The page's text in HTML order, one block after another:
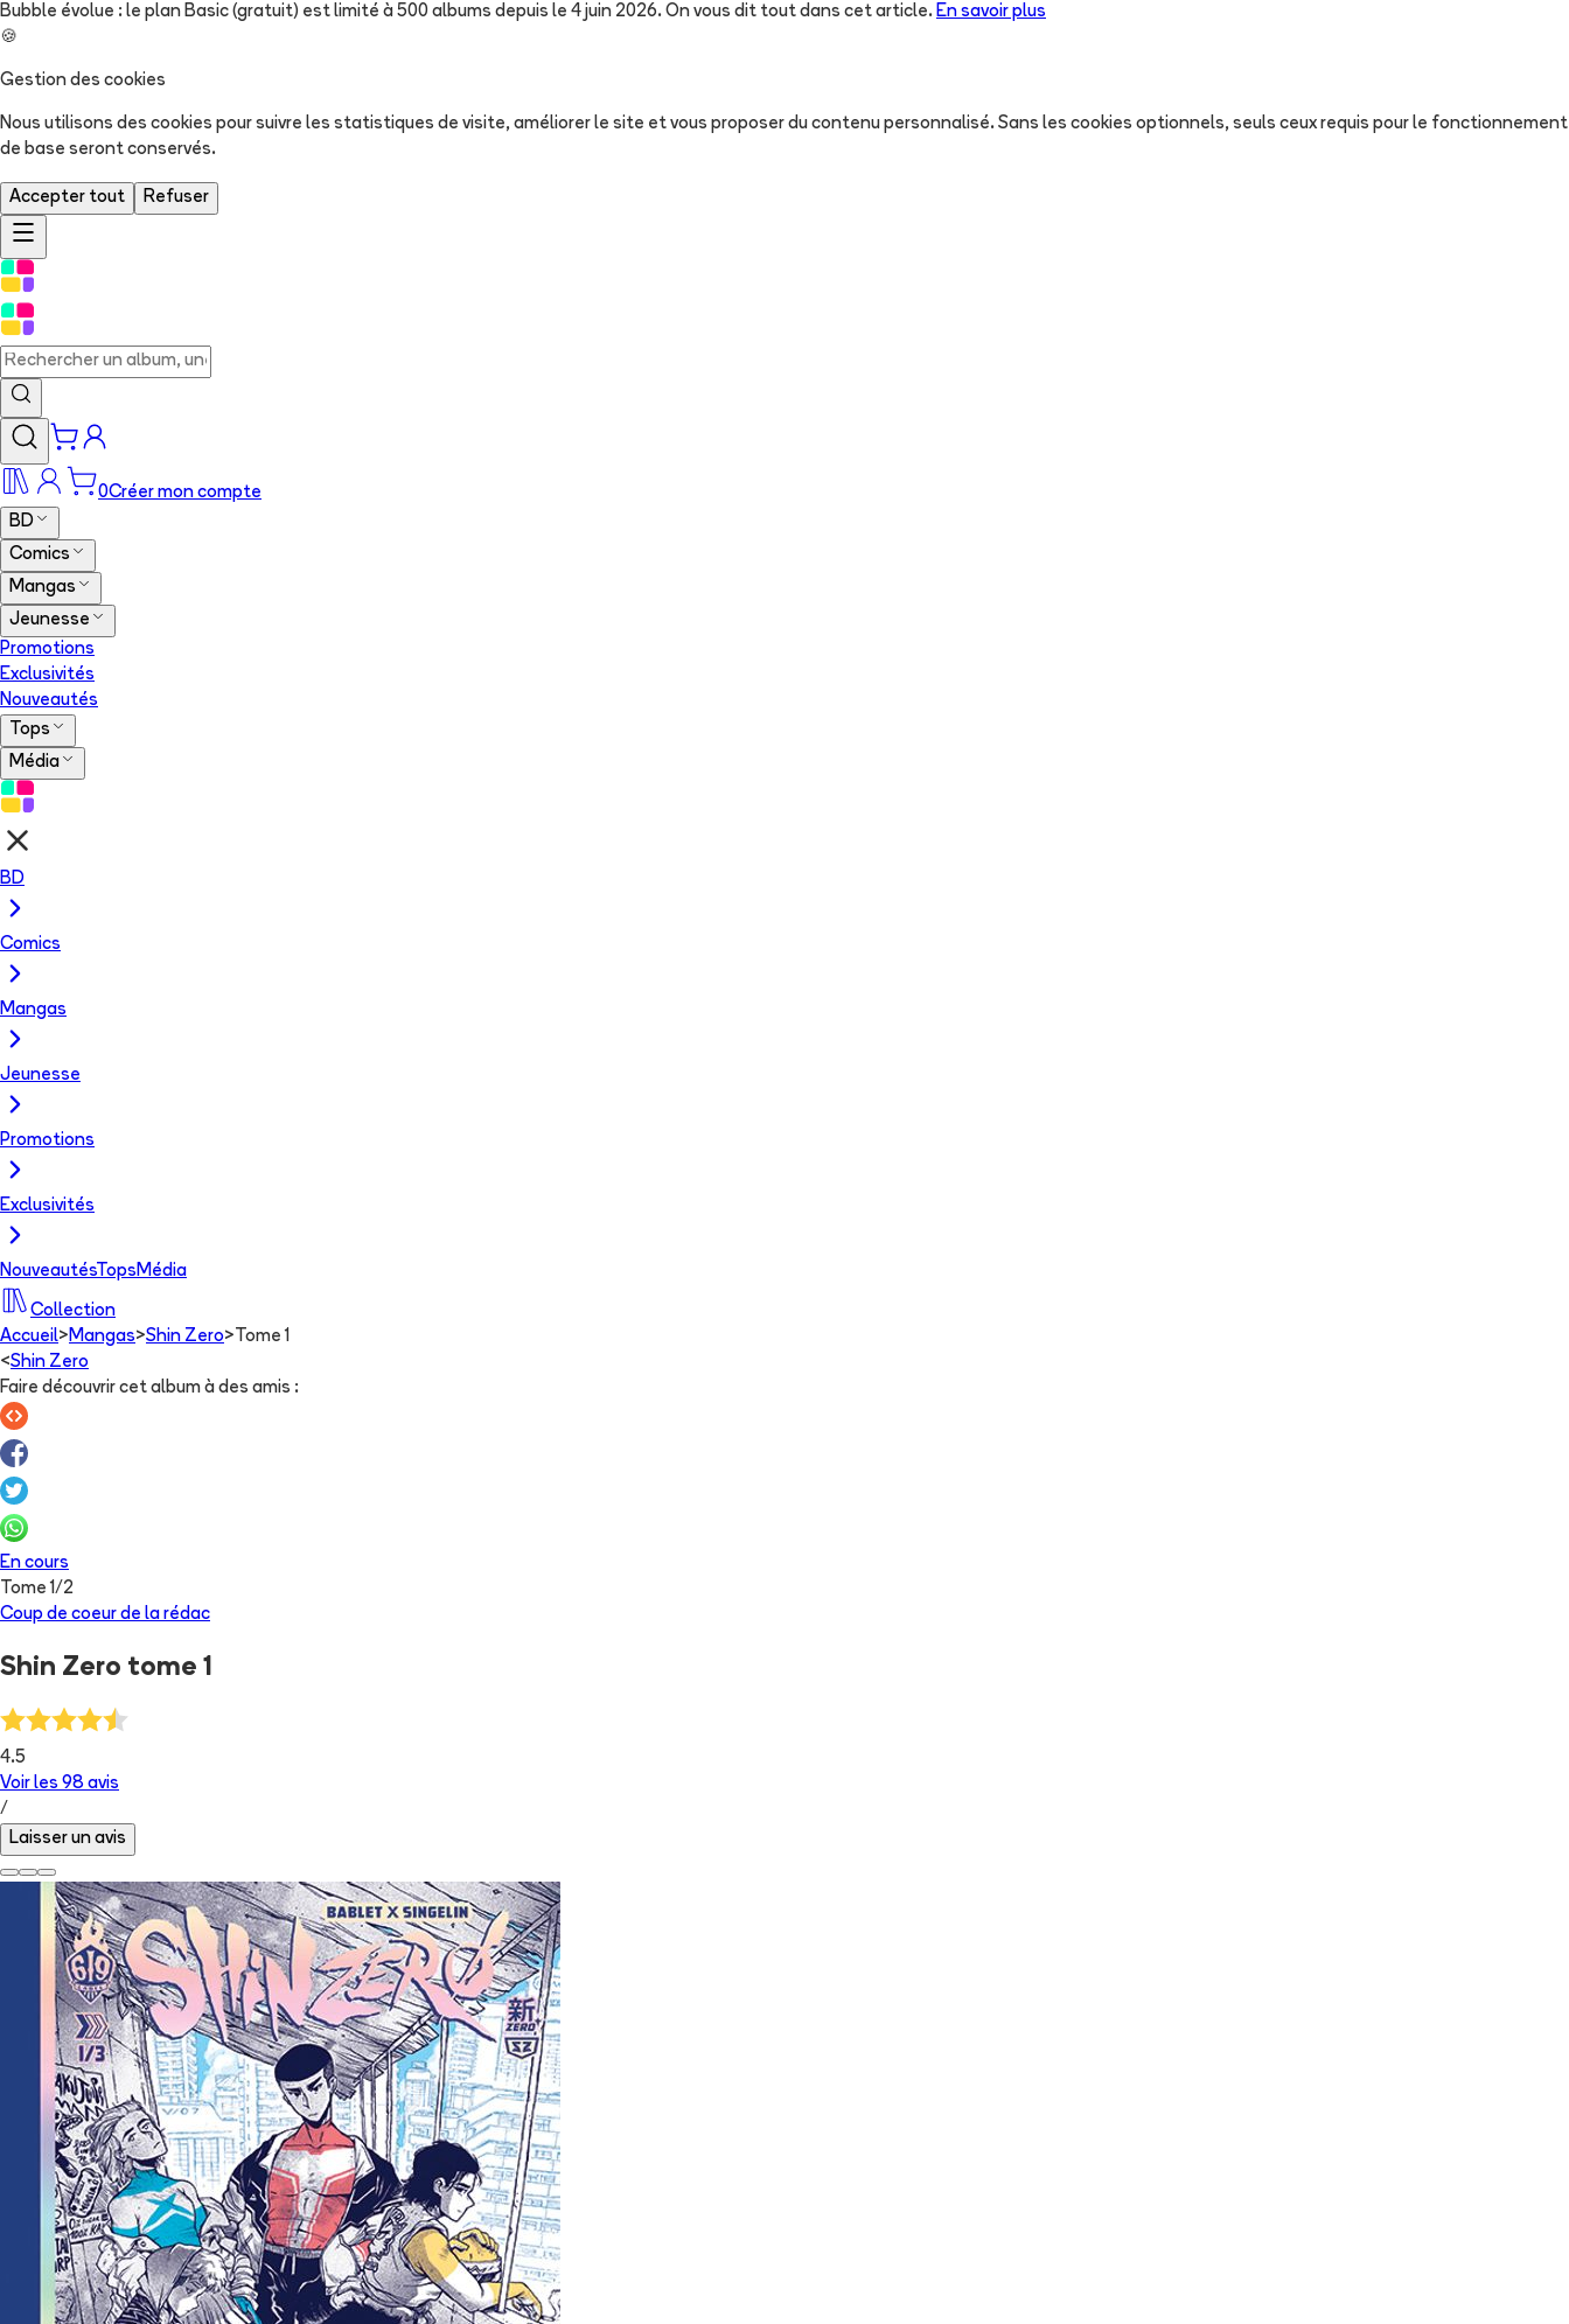
Bubble évolue : le plan Basic (gratuit) est limité à 500 albums depuis le 4 juin 2026. On vous dit tout dans cet article. En savoir plus
🍪
Gestion des cookies
Nous utilisons des cookies pour suivre les statistiques de visite, améliorer le site et vous proposer du contenu personnalisé. Sans les cookies optionnels, seuls ceux requis pour le fonctionnement
de base seront conservés.
Accepter tout Refuser
0Créer mon compte
BD
Comics
Mangas
Jeunesse
Promotions
Exclusivités
Nouveautés
Tops
Média
BD
Comics
Mangas
Jeunesse
Promotions
Exclusivités
NouveautésTops Média
Collection
Accueil> Mangas>Shin Zero> Tome 1
<Shin Zero
Faire découvrir cet album à des amis :
En cours
Tome1/2
Coup de coeur de la rédac
Shin Zero tome 1
4.5
Voir les 98 avis
/
Laisser un avis